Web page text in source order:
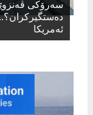
سەرۆکی
ئەمریکا